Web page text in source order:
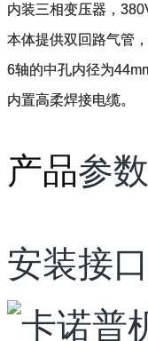
内装三相变压器，
本体提供双回路气管
6轴的中孔内径为
内置高柔焊接电缆。
产品参数
安装接